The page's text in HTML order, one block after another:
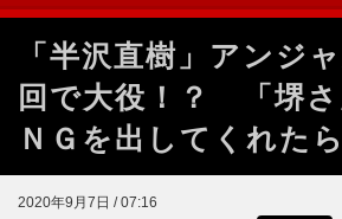
「半沢直樹」アンジ
回で大役！？ 「堺さ
ＮＧを出してくれた
2020年9月7日 / 07:16